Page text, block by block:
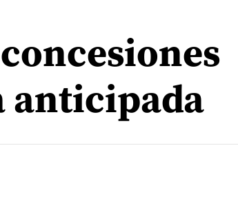
anticipada